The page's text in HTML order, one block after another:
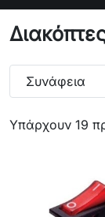
Υπάρχουν 19
Συνάφεια